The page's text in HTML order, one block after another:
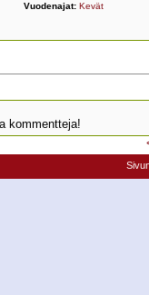
Vuodenajat: Kevät
kommentteja!